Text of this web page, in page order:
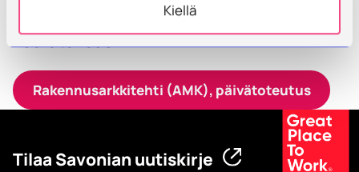
Kiellä
Kiinnostuitko alasta? Tutustu
koulutukseen!
Rakennusarkkitehti (AMK), päivätoteutus
Tilaa Savonian uutiskirje